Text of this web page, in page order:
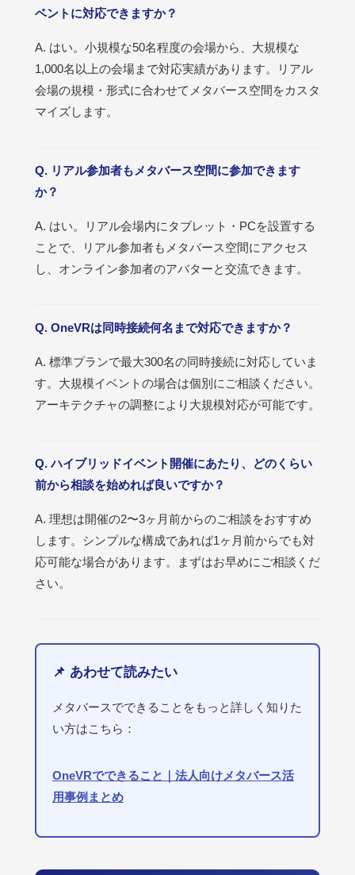
ベントに対応できますか？
A. はい。小規模な50名程度の会場から、大規模な
1,000名以上の会場まで対応実績があります。リアル
会場の規模・形式に合わせてメタバース空間をカスタ
マイズします。
Q. リアル参加者もメタバース空間に参加できます
か？
A. はい。リアル会場内にタブレット・PCを設置する
ことで、リアル参加者もメタバース空間にアクセス
し、オンライン参加者のアバターと交流できます。
Q. OneVRは同時接続何名まで対応できますか？
A. 標準プランで最大300名の同時接続に対応していま
す。大規模イベントの場合は個別にご相談ください。
アーキテクチャの調整により大規模対応が可能です。
Q. ハイブリッドイベント開催にあたり、どのくらい
前から相談を始めれば良いですか？
A. 理想は開催の2〜3ヶ月前からのご相談をおすすめ
します。シンプルな構成であれば1ヶ月前からでも対
応可能な場合があります。まずはお早めにご相談くだ
さい。
📌 あわせて読みたい
メタバースでできることをもっと詳しく知りた
い方はこちら：
OneVRでできること｜法人向けメタバース活
用事例まとめ